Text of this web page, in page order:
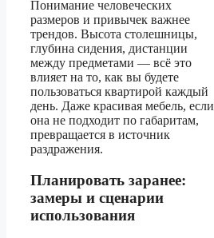
Понимание человеческих
размеров и привычек важнее
трендов. Высота столешницы,
глубина сидения, дистанции
между предметами — всё это
влияет на то, как вы будете
пользоваться квартирой каждый
день. Даже красивая мебель, если
она не подходит по габаритам,
превращается в источник
раздражения.
Планировать заранее:
замеры и сценарии
использования